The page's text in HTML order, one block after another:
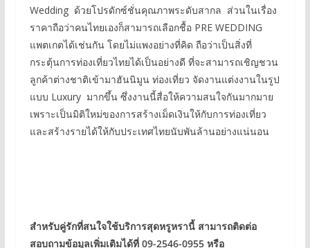
Wedding ด้วยโปรดักซ์ชั่นคุณภาพระดับสากล ส่วนในเรื่อง
ราคาถือว่าคนไทยเองก็สามารถเลือกชื้อ PRE WEDDING
แพตเกตได้เช่นกัน โดยไม่แพงอย่างที่คิด ถือว่าเป็นสิ่งที่
กระตุ้นการท่องเที่ยวไทยได้เป็นอย่างดี ที่จะสามารถเชิญชวน
ลูกค้าต่างชาติเข้ามาฮันนิมูน ท่องเที่ยว จัดงานแต่งงานในรูป
แบบ Luxury มากขึ้น ซึ่งงานนี้สื่อให้ความสนใจกันมากมาย
เพราะเป็นมิติใหม่ของการสร้างเม็ดเงินให้กับการท่องเที่ยว
และสร้างรายได้ให้กับประเทศไทยนับพันล้านอย่างแน่นอน
สำหรับคู่รักที่สนใจใช้บริการสุดหรูหรานี้ สามารถติดต่อ
สอบถามข้อมูลเพิ่มเติมได้ที่ 09-2546-0955 หรือ